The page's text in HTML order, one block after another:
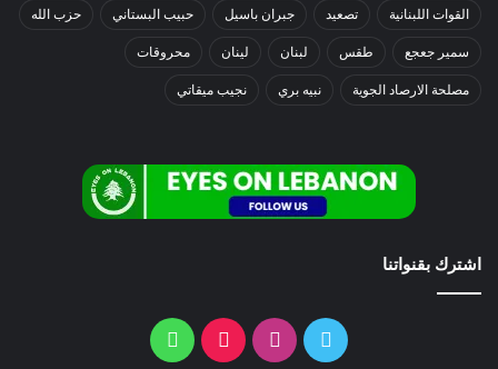
القوات اللبنانية تصعيد جبران باسيل حبيب البستاني حزب الله
سمير جعجع طقس لبنان لينان محروقات
مصلحة الارصاد الجوية نبيه بري نجيب ميقاتي
اشترك بقنواتنا